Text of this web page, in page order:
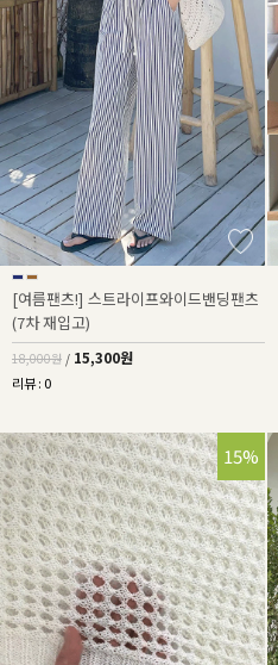
[여름팬츠!] 스트라이프와이드밴딩팬츠
(7차 재입고)
18,000원 / 15,300원
리뷰 : 0
15%